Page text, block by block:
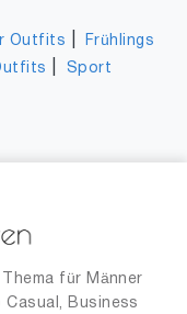
Outfits
Frühlings
Sport
für Männer
Casual, Business